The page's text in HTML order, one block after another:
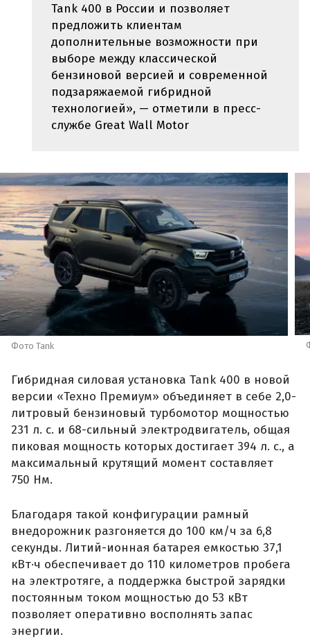
Tank 400 в России и позволяет
предложить клиентам
дополнительные возможности при
выборе между классической
бензиновой версией и современной
подзаряжаемой гибридной
технологией», — отметили в пресс-
службе Great Wall Motor
Фото Tank
Гибридная силовая установка Tank 400 в новой
версии «Техно Премиум» объединяет в себе 2,0-
литровый бензиновый турбомотор мощностью
231 л. с. и 68-сильный электродвигатель, общая
пиковая мощность которых достигает 394 л. с., а
максимальный крутящий момент составляет
750 Нм.
Благодаря такой конфигурации рамный
внедорожник разгоняется до 100 км/ч за 6,8
секунды. Литий-ионная батарея емкостью 37,1
кВт·ч обеспечивает до 110 километров пробега
на электротяге, а поддержка быстрой зарядки
постоянным током мощностью до 53 кВт
позволяет оперативно восполнять запас
энергии.